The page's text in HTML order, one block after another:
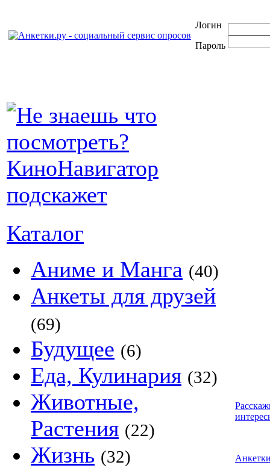
Логин
Пароль
Каталог
Аниме и Манга (40)
Анкеты для друзей
(69)
Будущее (6)
Еда, Кулинария (32)
Животные,
Растения (22)
Жизнь (32)